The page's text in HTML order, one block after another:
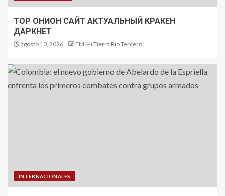
ТОР ОНИОН САЙТ АКТУАЛЬНЫЙ КРАКЕН
ДАРКНЕТ
agosto 10, 2026 FM Mi Tierra Rio Tercero
INTERNACIONALES